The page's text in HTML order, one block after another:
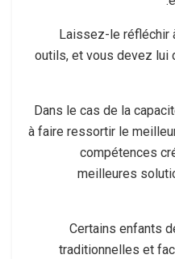
Laissez-le réfléchir
outils, et vous devez lui
Dans le cas de la
à faire ressortir le
compétences
meilleures
Certains enfants
traditionnelles et